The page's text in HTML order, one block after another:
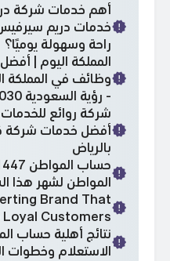
أهم خدمات شركة
خدمات دريم سيرفيس
راحة وسهولة يوميًا؟
المملكة اليوم |
وظائف في المملكة
- رؤية السعودية 2030
شركة روائع
أفضل خدمات شركة
بالرياض
المواطن لشهر هذا
Brand That
Customers
نتائج أهلية حساب
الاستعلام وخطوات